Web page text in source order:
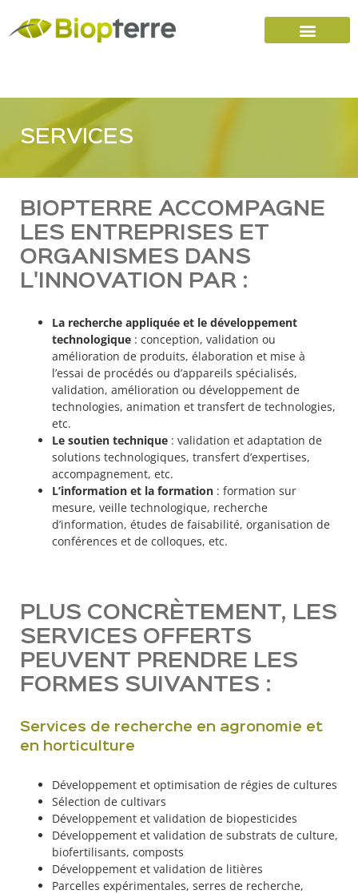
SERVICES
BIOPTERRE ACCOMPAGNE
LES ENTREPRISES ET
ORGANISMES DANS
L'INNOVATION PAR :
La recherche appliquée et le développement
technologique : conception, validation ou
amélioration de produits, élaboration et mise à
l’essai de procédés ou d’appareils spécialisés,
validation, amélioration ou développement de
technologies, animation et transfert de technologies,
etc.
Le soutien technique : validation et adaptation de
solutions technologiques, transfert d’expertises,
accompagnement, etc.
L’information et la formation : formation sur
mesure, veille technologique, recherche
d’information, études de faisabilité, organisation de
conférences et de colloques, etc.
PLUS CONCRÈTEMENT, LES
SERVICES OFFERTS
PEUVENT PRENDRE LES
FORMES SUIVANTES :
Services de recherche en agronomie et
en horticulture
Développement et optimisation de régies de cultures
Sélection de cultivars
Développement et validation de biopesticides
Développement et validation de substrats de culture,
biofertilisants, composts
Développement et validation de litières
Parcelles expérimentales, serres de recherche,